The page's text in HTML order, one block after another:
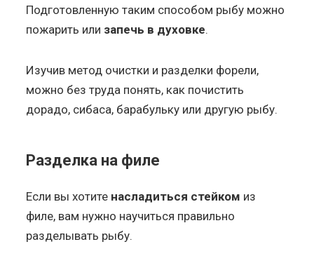
Подготовленную таким способом рыбу можно
пожарить или запечь в духовке.
Изучив метод очистки и разделки форели,
можно без труда понять, как почистить
дорадо, сибаса, барабульку или другую рыбу.
Разделка на филе
Если вы хотите насладиться стейком из
филе, вам нужно научиться правильно
разделывать рыбу.